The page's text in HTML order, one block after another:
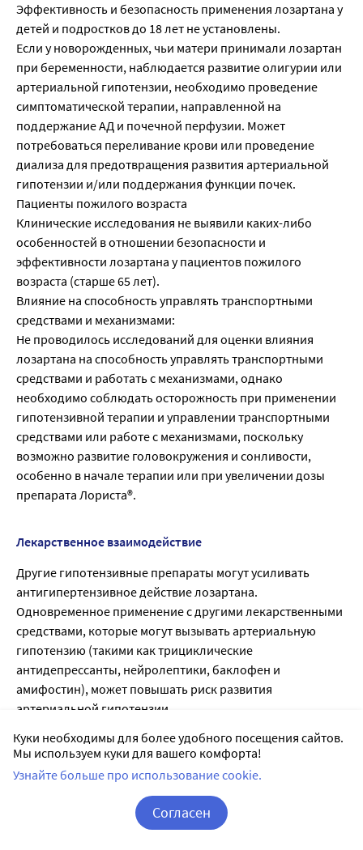
Эффективность и безопасность применения лозартана у
детей и подростков до 18 лет не установлены.
Если у новорожденных, чьи матери принимали лозартан
при беременности, наблюдается развитие олигурии или
артериальной гипотензии, необходимо проведение
симптоматической терапии, направленной на
поддержание АД и почечной перфузии. Может
потребоваться переливание крови или проведение
диализа для предотвращения развития артериальной
гипотензии и/или поддержания функции почек.
Пациенты пожилого возраста
Клинические исследования не выявили каких-либо
особенностей в отношении безопасности и
эффективности лозартана у пациентов пожилого
возраста (старше 65 лет).
Влияние на способность управлять транспортными
средствами и механизмами:
Не проводилось исследований для оценки влияния
лозартана на способность управлять транспортными
средствами и работать с механизмами, однако
необходимо соблюдать осторожность при применении
гипотензивной терапии и управлении транспортными
средствами или работе с механизмами, поскольку
возможно развитие головокружения и сонливости,
особенно в начале терапии или при увеличении дозы
препарата Лориста®.
Лекарственное взаимодействие
Другие гипотензивные препараты могут усиливать
антигипертензивное действие лозартана.
Одновременное применение с другими лекарственными
средствами, которые могут вызывать артериальную
гипотензию (такими как трициклические
антидепрессанты, нейролептики, баклофен и
амифостин), может повышать риск развития
артериальной гипотензии.
фармакокинетических взаимодействий лекарственных
средств не было выявлено клинически значимых
взаимодействий лозартана с гидрохлоротиазидом,
дигоксином, варфарином, циметидином и
Куки необходимы для более удобного посещения сайтов.
Мы используем куки для вашего комфорта!
Узнайте больше про использование cookie.
Согласен